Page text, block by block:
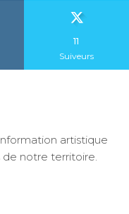
11
Suiveurs
artistique
notre territoire.